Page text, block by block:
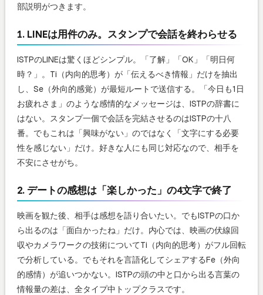
部説明がつきます。
1. LINEは用件のみ。スタンプで会話を終わらせる
ISTPのLINEは驚くほどシンプル。「了解」「OK」「明日何
時？」。Ti（内向的思考）が「伝えるべき情報」だけを抽出
し、Se（外向的感覚）が最短ルートで送信する。「今日も1日
お疲れさま」のような感情的なメッセージは、ISTPの辞書に
はない。スタンプ一個で会話を完結させるのはISTPの十八
番。でもこれは「興味がない」のではなく「文字にする必要
性を感じない」だけ。好きな人にも同じ対応なので、相手を
不安にさせがち。
2. デートの感想は「楽しかった」の4文字で終了
映画を観た後、相手は感想を語り合いたい。でもISTPの口か
ら出るのは「面白かったね」だけ。内心では、映画の伏線回
収やカメラワークの技術についてTi（内向的思考）がフル回転
で分析している。でもそれを言語化してシェアするFe（外向
的感情）が追いつかない。ISTPの頭の中と口から出る言葉の
情報量の差は、全タイプ中トップクラスです。